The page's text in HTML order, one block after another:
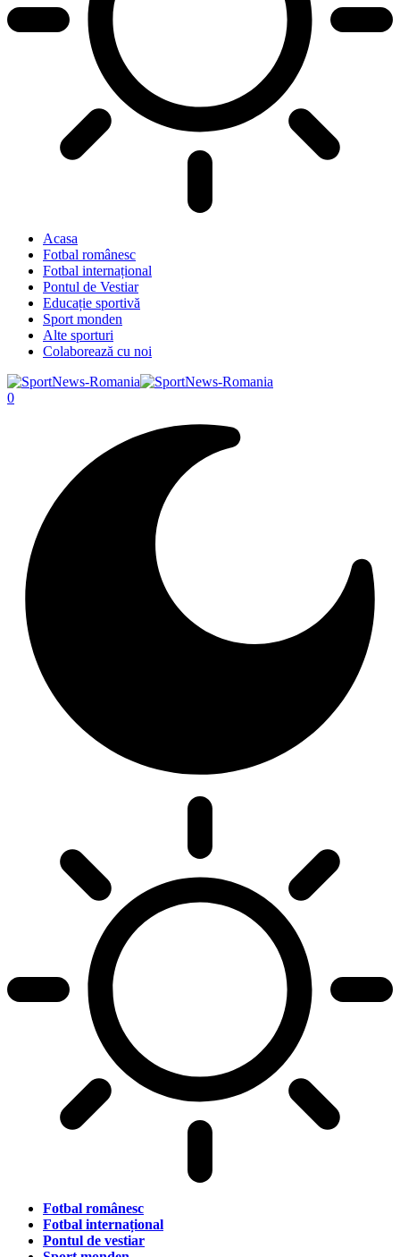
Acasa
Fotbal românesc
Fotbal internațional
Pontul de Vestiar
Educație sportivă
Sport monden
Alte sporturi
Colaborează cu noi
0
Fotbal românesc
Fotbal internațional
Pontul de vestiar